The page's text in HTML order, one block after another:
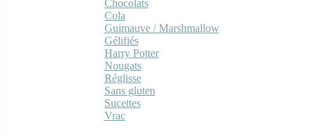
Chocolats
Cola
Guimauve / Marshmallow
Gélifiés
Harry Potter
Nougats
Réglisse
Sans gluten
Sucettes
Vrac